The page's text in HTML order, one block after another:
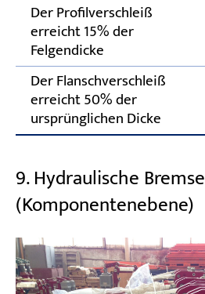
Der Profilverschleiß
erreicht 15% der
Felgendicke
Der Flanschverschleiß
erreicht 50% der
ursprünglichen Dicke
9. Hydraulische Bremse
(Komponentenebene)